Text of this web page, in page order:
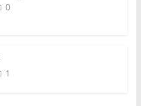
0
1